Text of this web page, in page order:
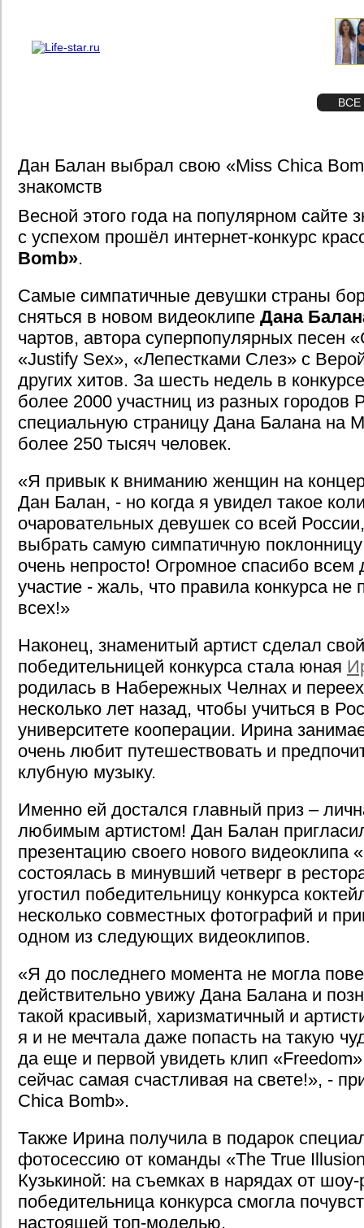
ВСЕ
Дан Балан выбрал свою «Miss Chica
знакомств
Весной этого года на популярном сайте
с успехом прошёл интернет-конкурс
Bomb».
Самые симпатичные девушки страны
сняться в новом видеоклипе Дана
чартов, автора суперпопулярных песен
«Justify Sex», «Лепестками Слез» с
других хитов. За шесть недель в
более 2000 участниц из разных городов
специальную страницу Дана Балана на
более 250 тысяч человек.
«Я привык к вниманию женщин на
Дан Балан, - но когда я увидел такое
очаровательных девушек со всей
выбрать самую симпатичную
очень непросто! Огромное спасибо всем
участие - жаль, что правила конкурса не
всех!»
Наконец, знаменитый артист сделал
победительницей конкурса стала юная
родилась в Набережных Челнах и
несколько лет назад, чтобы учиться в
университете кооперации. Ирина
очень любит путешествовать и
клубную музыку.
Именно ей достался главный приз –
любимым артистом! Дан Балан
презентацию своего нового видеоклипа
состоялась в минувший четверг в
угостил победительницу конкурса
несколько совместных фотографий и
одном из следующих видеоклипов.
«Я до последнего момента не могла
действительно увижу Дана Балана и
такой красивый, харизматичный и
я и не мечтала даже попасть на такую
да еще и первой увидеть клип
сейчас самая счастливая на свете!», -
Chica Bomb».
Также Ирина получила в подарок
фотосессию от команды «The True
Кузькиной: на съемках в нарядах от
победительница конкурса смогла
настоящей топ-моделью.